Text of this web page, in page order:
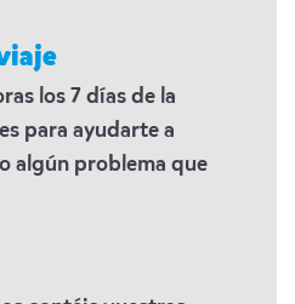
los 7 días de la
para ayudarte a
algún problema que